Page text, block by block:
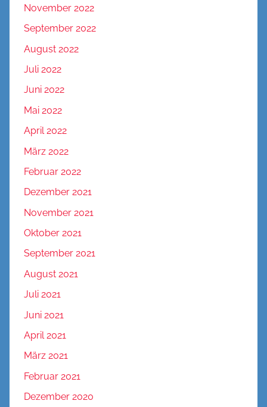
November 2022
September 2022
August 2022
Juli 2022
Juni 2022
Mai 2022
April 2022
März 2022
Februar 2022
Dezember 2021
November 2021
Oktober 2021
September 2021
August 2021
Juli 2021
Juni 2021
April 2021
März 2021
Februar 2021
Dezember 2020